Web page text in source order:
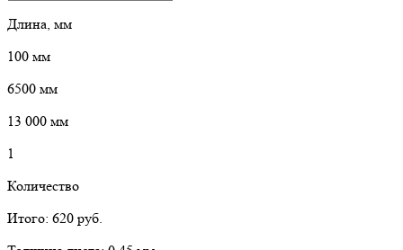
Длина, мм
100 мм
6500 мм
13 000 мм
1
Количество
Итого: 620 руб.